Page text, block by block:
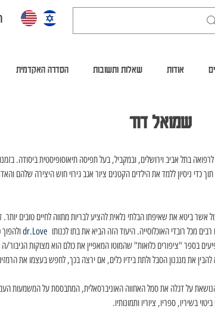
אודות שאלות ותשובות הסדרה האקדמית
שמואל דוד
בתל אביב וירושלים, ובמקביל, בעל תפיסה תיאוסופיסטית ביסודה.
כדי ניסיון ללמד את הילדים הקטנים ציור אגב גירוי חוש היצירה שלהם
ביטא את שאיפתו הבלתי נלאית להציע לבריות מתווה לחיים טובים
מכל רובדי האוכלוסייה. היעוד הזה הביא את בתו לכנותו dr.Love
בספר "ציפורים כלואות" שהמוטו המאפיין את כולם הוא מצוקות
את מנגנון הסבל ולתת בידיו כלים, אם ירצה בכך, לחפש בעצמו את
על דגלה את סמל האחווה האוניברסאלית, המתבססת על המשמעות
בשיריו, ספריו, ציוריו ותמונותיו.